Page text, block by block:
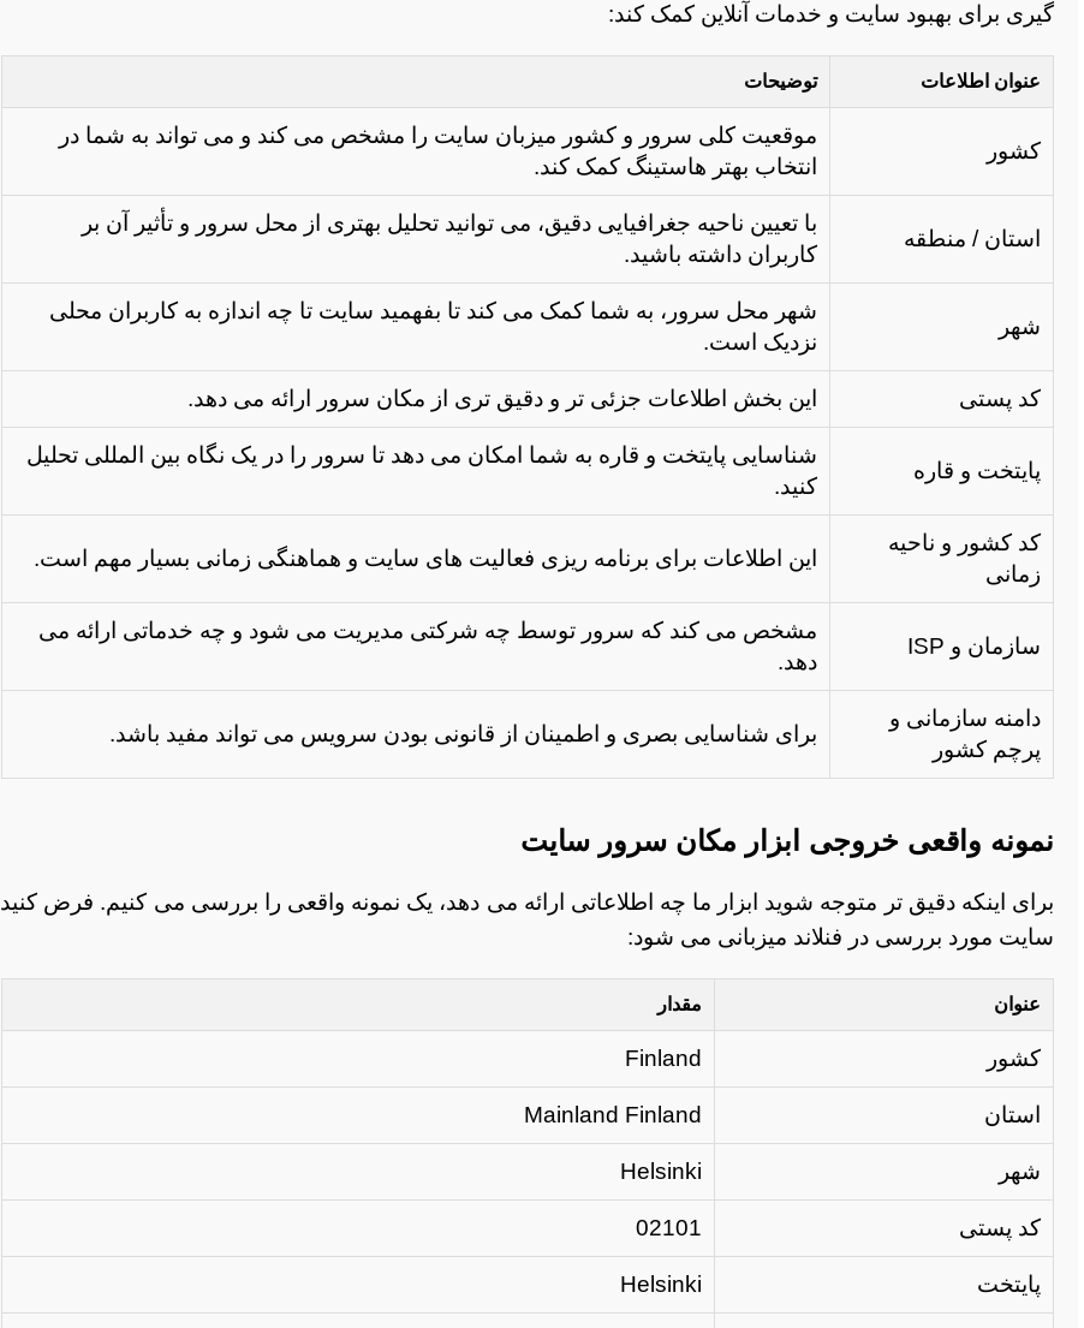
گیری برای بهبود سایت و خدمات آنلاین کمک کند:
عنوان اطلاعات توضیحات
کشور
موقعیت کلی سرور و کشور میزبان سایت را مشخص می کند و می تواند به شما در
انتخاب بهتر هاستینگ کمک کند.
استان / منطقه
با تعیین ناحیه جغرافیایی دقیق، می توانید تحلیل بهتری از محل سرور و تأثیر آن بر
کاربران داشته باشید.
شهر
شهر محل سرور، به شما کمک می کند تا بفهمید سایت تا چه اندازه به کاربران محلی
نزدیک است.
کد پستی این بخش اطلاعات جزئی تر و دقیق تری از مکان سرور ارائه می دهد.
پایتخت و قاره
شناسایی پایتخت و قاره به شما امکان می دهد تا سرور را در یک نگاه بین المللی تحلیل
کنید.
کد کشور و ناحیه
زمانی
این اطلاعات برای برنامه ریزی فعالیت های سایت و هماهنگی زمانی بسیار مهم است.
سازمان و ISP
مشخص می کند که سرور توسط چه شرکتی مدیریت می شود و چه خدماتی ارائه می
دهد.
دامنه سازمانی و
پرچم کشور
برای شناسایی بصری و اطمینان از قانونی بودن سرویس می تواند مفید باشد.
نمونه واقعی خروجی ابزار مکان سرور سایت
برای اینکه دقیق تر متوجه شوید ابزار ما چه اطلاعاتی ارائه می دهد، یک نمونه واقعی را بررسی می کنیم. فرض کنید
سایت مورد بررسی در فنلاند میزبانی می شود:
عنوان مقدار
کشور Finland
استان Mainland Finland
شهر Helsinki
کد پستی 02101
پایتخت Helsinki